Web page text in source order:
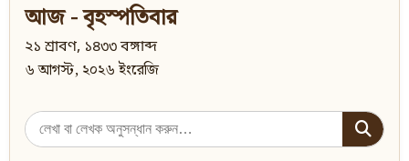
আজ - বৃহস্পতিবার
২১ শ্রাবণ, ১৪৩৩ বঙ্গাব্দ
৬ আগস্ট, ২০২৬ ইংরেজি
Search
for: